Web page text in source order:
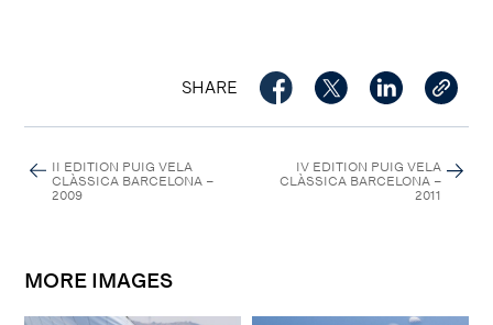
SHARE
II EDITION PUIG VELA
CLÀSSICA BARCELONA –
2009
IV EDITION PUIG VELA
CLÀSSICA BARCELONA –
2011
MORE IMAGES